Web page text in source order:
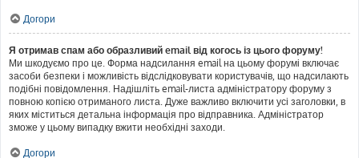
Догори
Я отримав спам або образливий email від когось із цього форуму!
Ми шкодуємо про це. Форма надсилання email на цьому форумі включає
засоби безпеки і можливість відслідковувати користувачів, що надсилають
подібні повідомлення. Надішліть email-листа адміністратору форуму з
повною копією отриманого листа. Дуже важливо включити усі заголовки, в
яких міститься детальна інформація про відправника. Адміністратор
зможе у цьому випадку вжити необхідні заходи.
Догори